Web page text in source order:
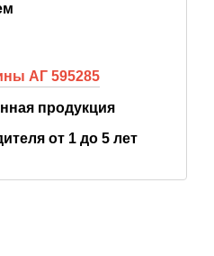
АГ 595285
продукция
от 1 до 5 лет